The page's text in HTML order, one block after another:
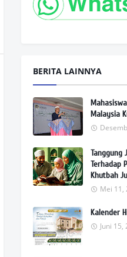
BERITA LAINNYA
Malaysia
Tanggung
Terhadap
Khutbah
Mei 11,
Kalender
Juni 15,